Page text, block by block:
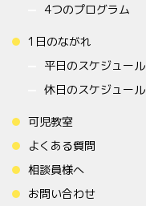
4つのプログラム
1日のながれ
平日のスケジュール
休日のスケジュール
可児教室
よくある質問
相談員様へ
お問い合わせ